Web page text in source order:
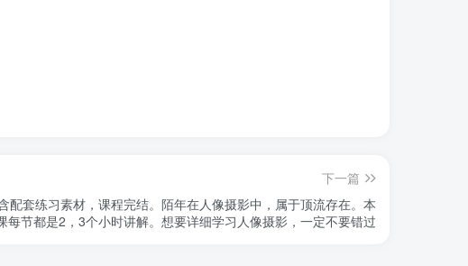
下一篇
配套练习素材，课程完结。陌年在人像摄影中，属于顶流存在。本
每节都是2，3个小时讲解。想要详细学习人像摄影，一定不要错过